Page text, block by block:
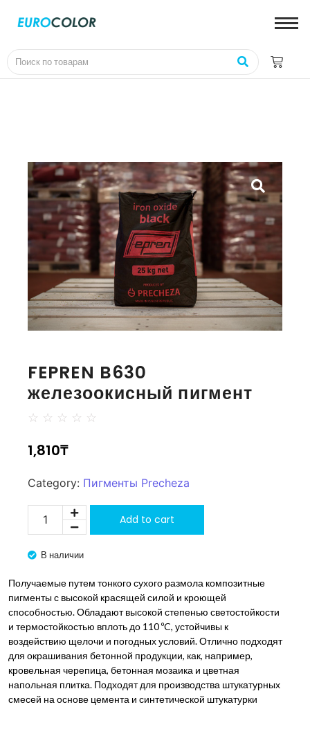
FEPREN B630
железоокисный пигмент
☆ ☆ ☆ ☆ ☆
1,810₸
Category: Пигменты Precheza
Add to cart
В наличии
Получаемые путем тонкого сухого размола композитные
пигменты с высокой красящей силой и кроющей
способностью. Обладают высокой степенью светостойкости
и термостойкостью вплоть до 110 ºC, устойчивы к
воздействию щелочи и погодных условий. Отлично подходят
для окрашивания бетонной продукции, как, например,
кровельная черепица, бетонная мозаика и цветная
напольная плитка. Подходят для производства штукатурных
смесей на основе цемента и синтетической штукатурки